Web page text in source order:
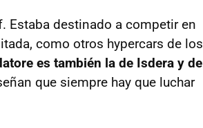
Estaba destinado a competir en
como otros hypercars de los
es también la de Isdera y de
que siempre hay que luchar